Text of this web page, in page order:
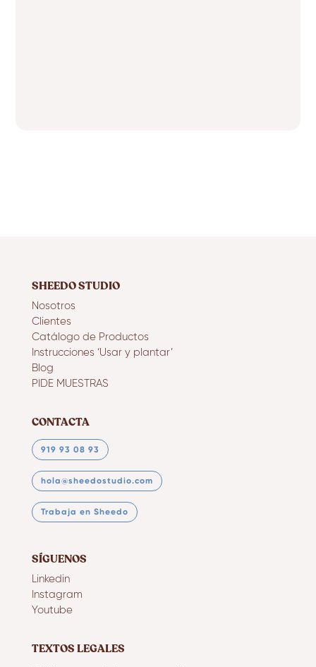
SHEEDO STUDIO
Nosotros
Clientes
Catálogo de Productos
Instrucciones ‘Usar y plantar’
Blog
PIDE MUESTRAS
CONTACTA
919 93 08 93
hola@sheedostudio.com
Trabaja en Sheedo
SÍGUENOS
Linkedin
Instagram
Youtube
TEXTOS LEGALES